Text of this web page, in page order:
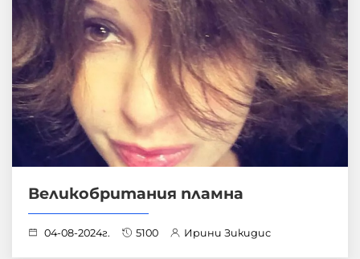
Великобритания пламна
04-08-2024г. 5100 Ирини Зикидис